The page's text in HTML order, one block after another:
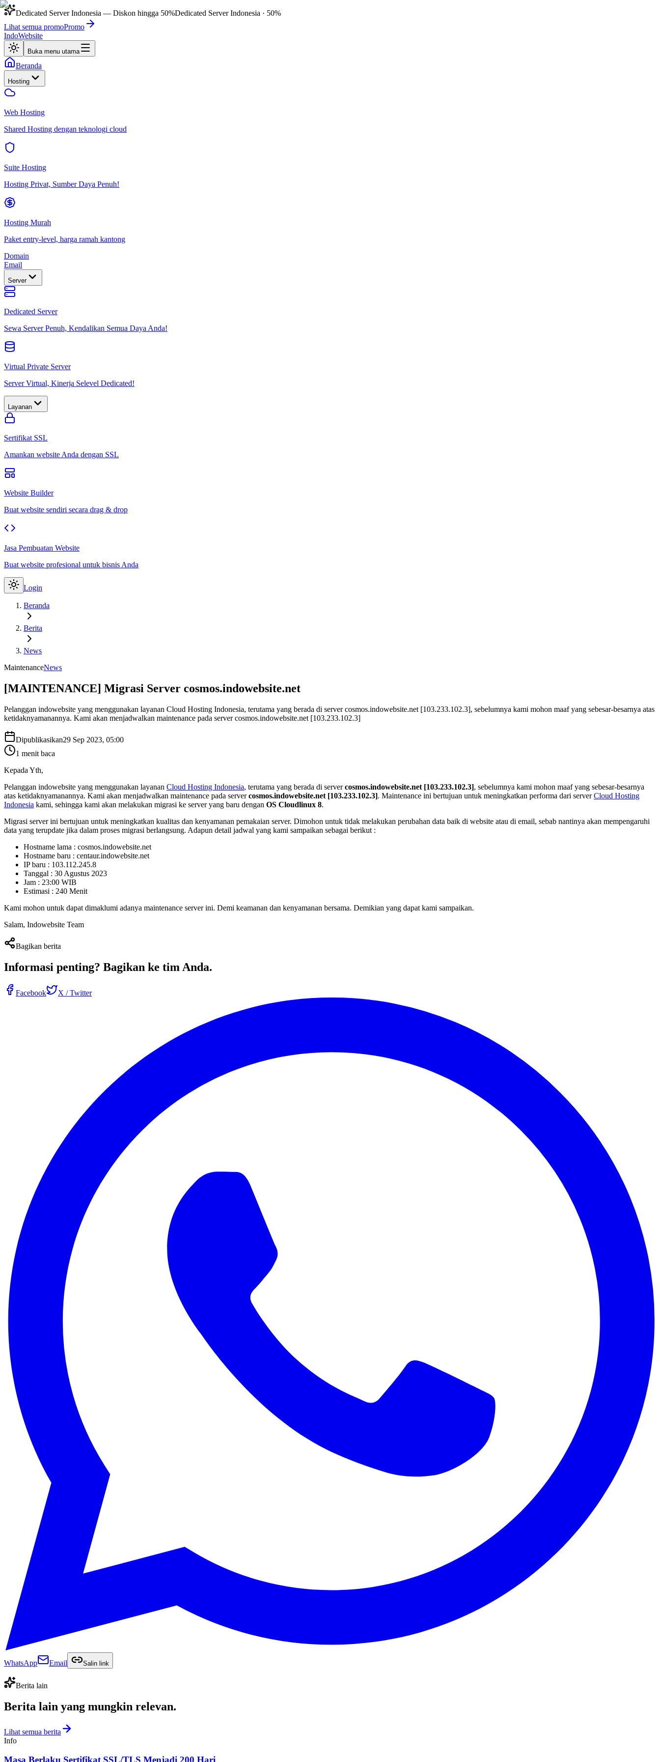
Dedicated Server Indonesia — Diskon hingga 50%Dedicated Server Indonesia · 50%
Lihat semua promoPromo
IndoWebsite
Buka menu utama
Beranda
Hosting
Web Hosting
Shared Hosting dengan teknologi cloud
Suite Hosting
Hosting Privat, Sumber Daya Penuh!
Hosting Murah
Paket entry-level, harga ramah kantong
Domain
Email
Server
Dedicated Server
Sewa Server Penuh, Kendalikan Semua Daya Anda!
Virtual Private Server
Server Virtual, Kinerja Selevel Dedicated!
Layanan
Sertifikat SSL
Amankan website Anda dengan SSL
Website Builder
Buat website sendiri secara drag & drop
Jasa Pembuatan Website
Buat website profesional untuk bisnis Anda
Login
Beranda
Berita
News
MaintenanceNews
[MAINTENANCE] Migrasi Server cosmos.indowebsite.net
Pelanggan indowebsite yang menggunakan layanan Cloud Hosting Indonesia, terutama yang berada di server cosmos.indowebsite.net [103.233.102.3], sebelumnya kami mohon maaf yang sebesar-besarnya atas
ketidaknyamanannya. Kami akan menjadwalkan maintenance pada server cosmos.indowebsite.net [103.233.102.3]
Dipublikasikan29 Sep 2023, 05:00
1 menit baca
Kepada Yth,
Pelanggan indowebsite yang menggunakan layanan Cloud Hosting Indonesia, terutama yang berada di servercosmos.indowebsite.net [103.233.102.3], sebelumnya kami mohon maaf yang sebesar-besarnya
atas ketidaknyamanannya. Kami akan menjadwalkan maintenance pada servercosmos.indowebsite.net [103.233.102.3]. Maintenance ini bertujuan untuk meningkatkan performa dari serverCloud Hosting
Indonesia kami, sehingga kami akan melakukan migrasi ke server yang baru dengan OS Cloudlinux 8.
Migrasi server ini bertujuan untuk meningkatkan kualitas dan kenyamanan pemakaian server. Dimohon untuk tidak melakukan perubahan data baik di website atau di email, sebab nantinya akan mempengaruhi
data yang terupdate jika dalam proses migrasi berlangsung. Adapun detail jadwal yang kami sampaikan sebagai berikut :
Hostname lama : cosmos.indowebsite.net
Hostname baru : centaur.indowebsite.net
IP baru : 103.112.245.8
Tanggal : 30 Agustus 2023
Jam : 23:00 WIB
Estimasi : 240 Menit
Kami mohon untuk dapat dimaklumi adanya maintenance server ini. Demi keamanan dan kenyamanan bersama. Demikian yang dapat kami sampaikan.
Salam, Indowebsite Team
Bagikan berita
Informasi penting? Bagikan ke tim Anda.
Facebook X / Twitter
WhatsApp Email Salin link
Berita lain
Berita lain yang mungkin relevan.
Lihat semua berita
Info
Masa Berlaku Sertifikat SSL/TLS Menjadi 200 Hari